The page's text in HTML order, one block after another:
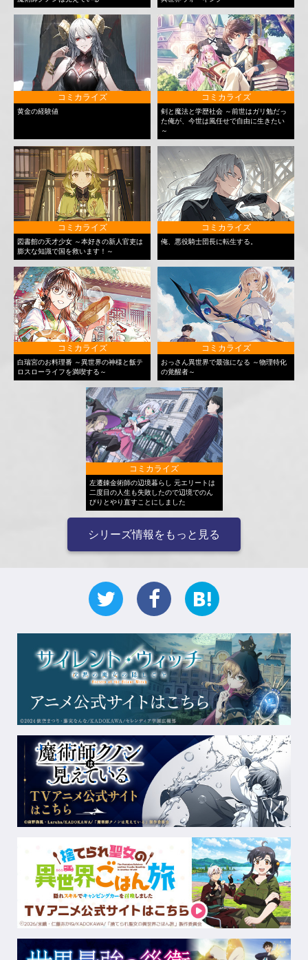
コミカライズ
黄金の経験値
コミカライズ
剣と魔法と学歴社会 ～前世はガリ勉だっ
た俺が、今世は風任せで自由に生きたい
～
コミカライズ
図書館の天才少女 ～本好きの新人官吏は
膨大な知識で国を救います！～
コミカライズ
俺、悪役騎士団長に転生する。
コミカライズ
白瑞宮のお料理番 ～異世界の神様と飯テ
ロスローライフを満喫する～
コミカライズ
おっさん異世界で最強になる ～物理特化
の覚醒者～
コミカライズ
左遷錬金術師の辺境暮らし 元エリートは
二度目の人生も失敗したので辺境でのん
びりとやり直すことにしました
シリーズ情報をもっと見る